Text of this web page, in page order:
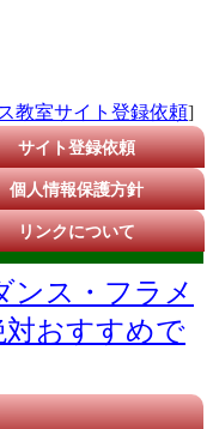
教室サイト登録依頼]
サイト登録依頼
個人情報保護方針
リンクについて
ス・フラメ
対おすすめで